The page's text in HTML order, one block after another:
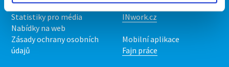
Upravit předvolby cookies
Statistiky pro média
Nabídky na web
Zásady ochrany osobních
údajů
Nabídka práce z celé ČR
INwork.cz
Mobilní aplikace
Fajn práce